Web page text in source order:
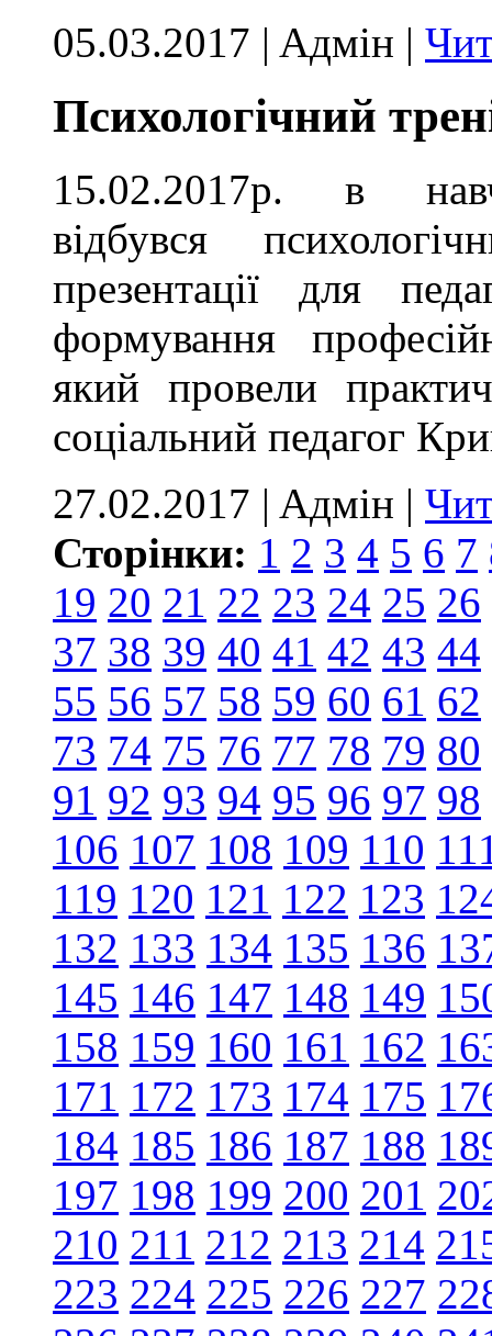
05.03.2017 | Aдмін |
Психологічний
15.02.2017р. в
відбувся
презентації для
формування
який провели
соціальний педагог
27.02.2017 | Aдмін |
Сторінки: 1 2 3 4 5 6 7
19 20 21 22 23 24 25 26
37 38 39 40 41 42 43 44
55 56 57 58 59 60 61 62
73 74 75 76 77 78 79 80
91 92 93 94 95 96 97 98
106 107 108 109 110
119 120 121 122 123
132 133 134 135 136
145 146 147 148 149
158 159 160 161 162
171 172 173 174 175
184 185 186 187 188
197 198 199 200 201
210 211 212 213 214
223 224 225 226 227